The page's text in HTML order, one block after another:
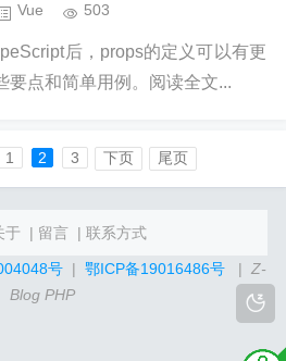
Vue 503
后，props的定义可以有更
要点和简单用例。阅读全文...
1 2 3 下页 尾页
于 | 留言 | 联系方式
号 | 鄂ICP备19016486号 | Z-
Blog PHP